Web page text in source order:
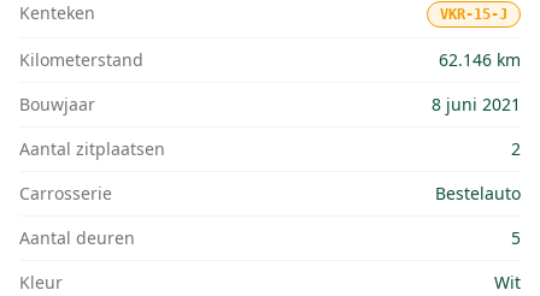
Kenteken
VKR-15-J
Kilometerstand
62.146 km
Bouwjaar
8 juni 2021
Aantal zitplaatsen
2
Carrosserie
Bestelauto
Aantal deuren
5
Kleur
Wit